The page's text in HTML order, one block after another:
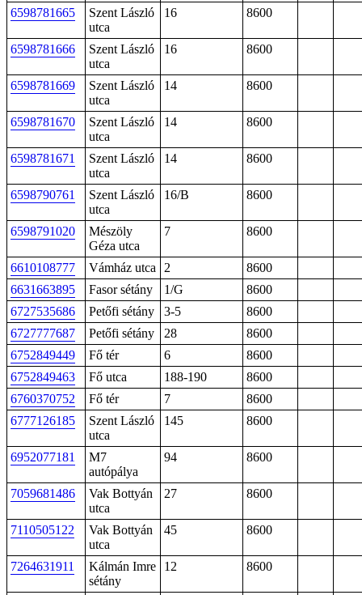
6598781665
Szent László
utca
16 8600
6598781666
Szent László
utca
16 8600
6598781669
Szent László
utca
14 8600
6598781670
Szent László
utca
14 8600
6598781671
Szent László
utca
14 8600
6598790761
Szent László
utca
16/B 8600
6598791020
Mészöly
Géza utca
7 8600
6610108777 Vámház utca 2
8600
6631663895
Fasor sétány 1/G
8600
6727535686
Petőfi sétány 3-5
8600
6727777687
Petőfi sétány 28
8600
6752849449
Fő tér 6
8600
6752849463
Fő utca 188-190
8600
6760370752
Fő tér 7
8600
6777126185
Szent László
utca
145 8600
6952077181
M7
autópálya
94 8600
7059681486
Vak Bottyán
utca
27 8600
7110505122
Vak Bottyán
utca
45 8600
7264631911
Kálmán Imre
sétány
12 8600